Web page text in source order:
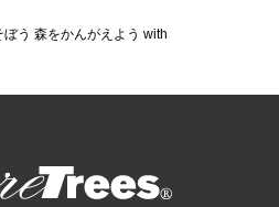
ぼう 森をかんがえよう with